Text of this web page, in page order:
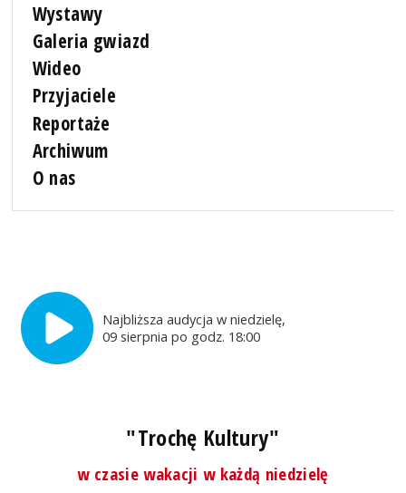
Wystawy
Galeria gwiazd
Wideo
Przyjaciele
Reportaże
Archiwum
O nas
Najbliższa audycja w niedzielę,
09 sierpnia po godz. 18:00
"Trochę Kultury"
w czasie wakacji w każdą niedzielę